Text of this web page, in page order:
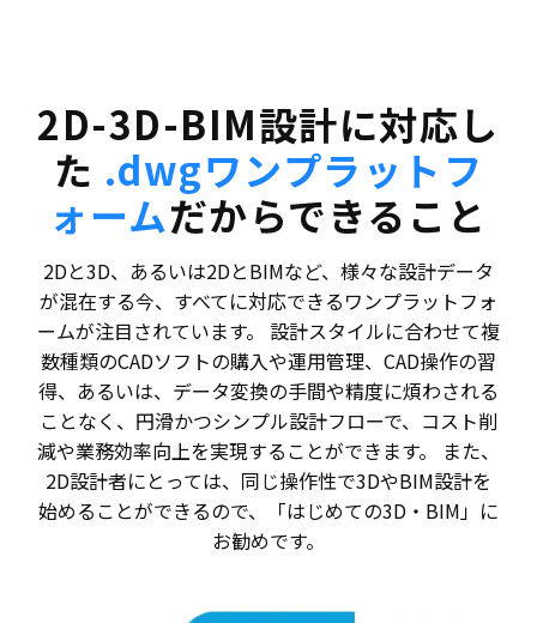
2D-3D-BIM設計に対応し
た .dwgワンプラットフ
ォームだからできること
2Dと3D、あるいは2DとBIMなど、様々な設計データ
が混在する今、すべてに対応できるワンプラットフォ
ームが注目されています。 設計スタイルに合わせて複
数種類のCADソフトの購入や運用管理、CAD操作の習
得、あるいは、データ変換の手間や精度に煩わされる
ことなく、円滑かつシンプル設計フローで、コスト削
減や業務効率向上を実現することができます。 また、
2D設計者にとっては、同じ操作性で3DやBIM設計を
始めることができるので、「はじめての3D・BIM」に
お勧めです。